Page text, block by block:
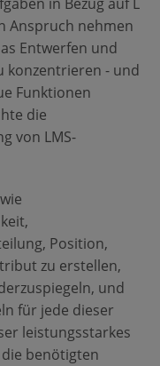
Anspruch nehmen
Entwerfen und
konzentrieren - und
Funktionen
die
von LMS-
Position,
zu erstellen,
und
für jede dieser
leistungsstarkes
benötigten